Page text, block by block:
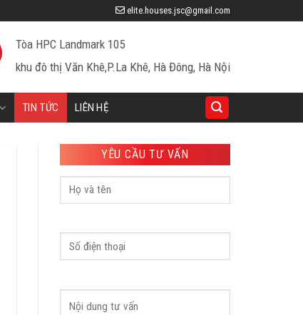
elite.houses.jsc@gmail.com
Tòa HPC Landmark 105
khu đô thị Văn Khê,P.La Khê, Hà Đông, Hà Nội
TIN TỨC LIÊN HỆ
YÊU CẦU TƯ VẤN